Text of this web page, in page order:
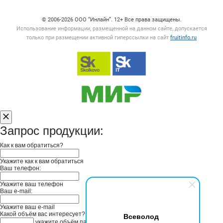
Всеволод
© 2006‑2026 ООО “Инлайн”. 12+ Все права защищены.
Использование информации, размещенной на данном сайте, допускается
только при размещении активной гиперссылки на сайт fruitinfo.ru
Запрос продукции:
Как к вам обратиться?
Укажите как к вам обратиться
Ваш телефон:
Укажите ваш телефон
Ваш e-mail:
Укажите ваш e-mail
Какой объём вас интересует?